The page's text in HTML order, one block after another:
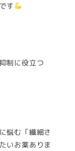
す
制に役立つ
悩む「繊細さ
いお薬ありま